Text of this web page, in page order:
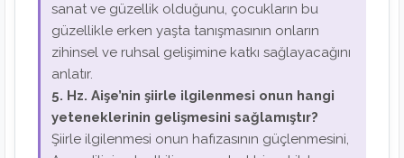
sanat ve güzellik olduğunu, çocukların bu
güzellikle erken yaşta tanışmasının onların
zihinsel ve ruhsal gelişimine katkı sağlayacağını
anlatır.
5. Hz. Aişe’nin şiirle ilgilenmesi onun hangi
yeteneklerinin gelişmesini sağlamıştır?
Şiirle ilgilenmesi onun hafızasının güçlenmesini,